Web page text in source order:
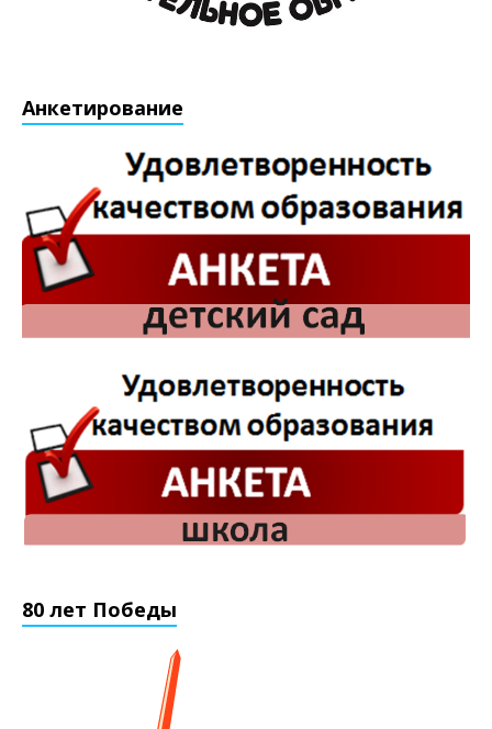
Анкетирование
80 лет Победы